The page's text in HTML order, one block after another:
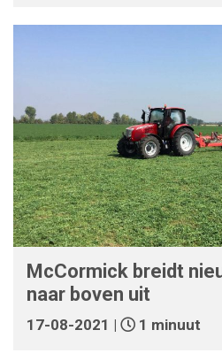
McCormick breidt
naar boven uit
17-08-2021 | 1 minuut